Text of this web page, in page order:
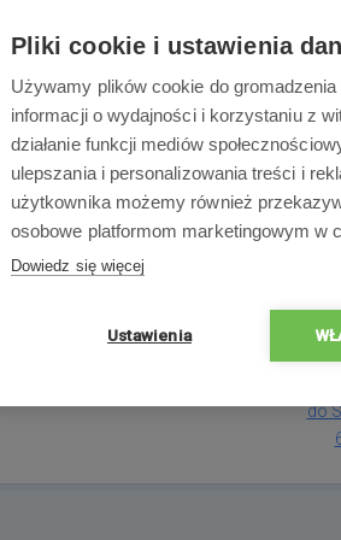
do odkurzacza automatycznego
zależności od tego, jak często i na
jak często i na jakiej
do
Pliki cookie i ustawienia
Używamy plików cookie do gromadzenia
informacji o wydajności i korzystaniu z
działanie funkcji mediów
ulepszania i personalizowania treści i
użytkownika możemy również
osobowe platformom marketingowym w
Dowiedz się więcej
Ustawienia